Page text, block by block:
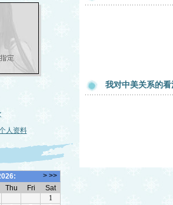
人资料
我对中美关系的